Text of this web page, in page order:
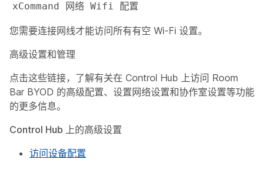
xCommand 网络 Wifi 配置
您需要连接网线才能访问所有有空 Wi-Fi 设置。
高级设置和管理
点击这些链接，了解有关在 Control Hub 上访问 Room
Bar BYOD 的高级配置、设置网络设置和协作室设置等功能
的更多信息。
Control Hub 上的高级设置
访问设备配置